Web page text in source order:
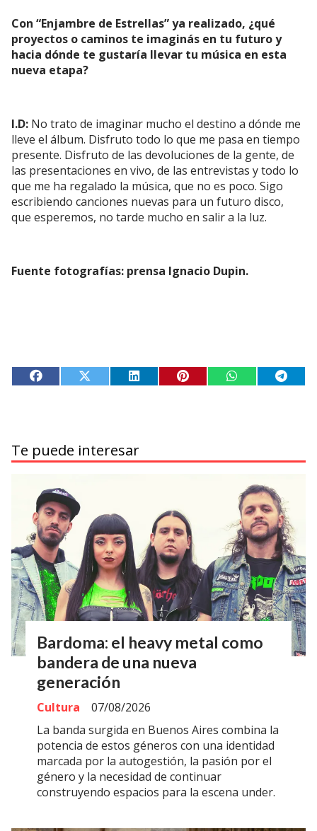
Con “Enjambre de Estrellas” ya realizado, ¿qué
proyectos o caminos te imaginás en tu futuro y
hacia dónde te gustaría llevar tu música en esta
nueva etapa?
I.D: No trato de imaginar mucho el destino a dónde me
lleve el álbum. Disfruto todo lo que me pasa en tiempo
presente. Disfruto de las devoluciones de la gente, de
las presentaciones en vivo, de las entrevistas y todo lo
que me ha regalado la música, que no es poco. Sigo
escribiendo canciones nuevas para un futuro disco,
que esperemos, no tarde mucho en salir a la luz.
Fuente fotografías: prensa Ignacio Dupin.
Te puede interesar
Bardoma: el heavy metal como
bandera de una nueva
generación
Cultura
07/08/2026
La banda surgida en Buenos Aires combina la
potencia de estos géneros con una identidad
marcada por la autogestión, la pasión por el
género y la necesidad de continuar
construyendo espacios para la escena under.